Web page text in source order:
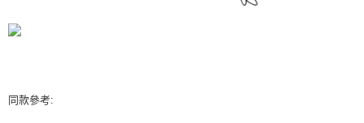
同款參考: